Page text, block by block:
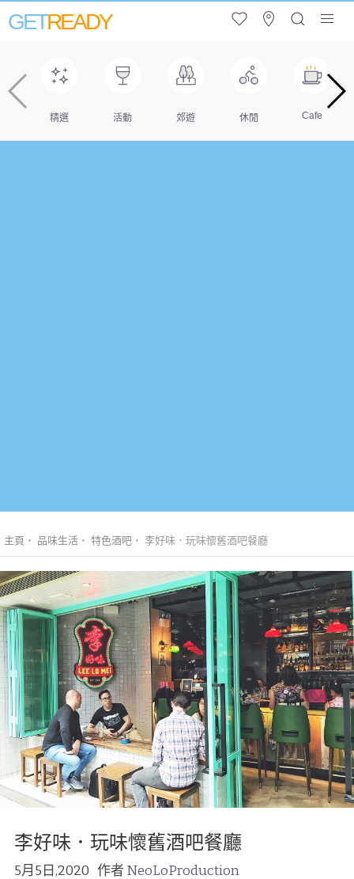
GETREADY
精選 活動 郊遊 休閒 Cafe
主頁 品味生活 特色酒吧 李好味．玩味懷舊酒吧餐廳
李好味．玩味懷舊酒吧餐廳
5月5日,2020 作者 NeoLoProduction